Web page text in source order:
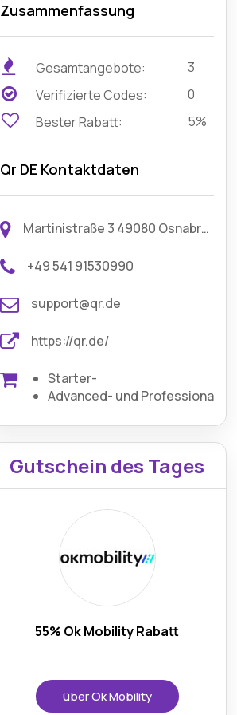
Zusammenfassung
Gesamtangebote:
3
Verifizierte Codes:
0
Bester Rabatt:
5%
Qr DE Kontaktdaten
Martinistraße 3 49080 Osnabrück Germany
+49 541 91530990
support@qr.de
https://qr.de/
Starter-
Advanced- und Professional-
Gutschein des Tages
55% Ok Mobility Rabatt
über Ok Mobility